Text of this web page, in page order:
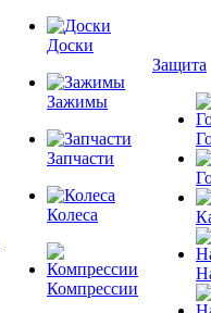
Доски
Зажимы
Запчасти
Колеса
Компрессии
Защита